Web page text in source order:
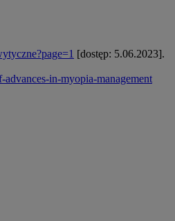
[dostęp: 5.06.2023].
in-myopia-management